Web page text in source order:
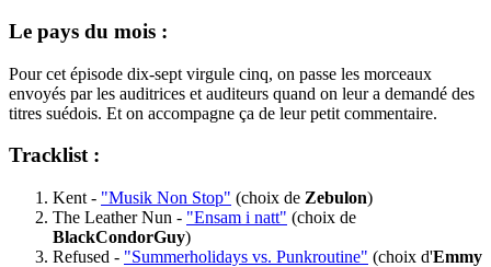
Le pays du mois :
Pour cet épisode dix-sept virgule cinq, on passe les morceaux
envoyés par les auditrices et auditeurs quand on leur a demandé des
titres suédois. Et on accompagne ça de leur petit commentaire.
Tracklist :
Kent - "Musik Non Stop" (choix de Zebulon)
The Leather Nun - "Ensam i natt" (choix de
BlackCondorGuy)
Refused - "Summerholidays vs. Punkroutine" (choix d'Emmy